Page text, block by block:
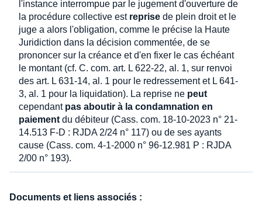
l'instance interrompue par le jugement d'ouverture de
la procédure collective est reprise de plein droit et le
juge a alors l'obligation, comme le précise la Haute
Juridiction dans la décision commentée, de se
prononcer sur la créance et d'en fixer le cas échéant
le montant (cf. C. com. art. L 622-22, al. 1, sur renvoi
des art. L 631-14, al. 1 pour le redressement et L 641-
3, al. 1 pour la liquidation). La reprise ne peut
cependant pas aboutir à la condamnation en
paiement du débiteur (Cass. com. 18-10-2023 n° 21-
14.513 F-D : RJDA 2/24 n° 117) ou de ses ayants
cause (Cass. com. 4-1-2000 n° 96-12.981 P : RJDA
2/00 n° 193).
Documents et liens associés :